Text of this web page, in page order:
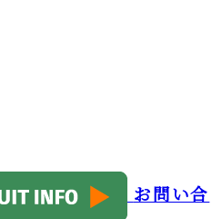
お問い合